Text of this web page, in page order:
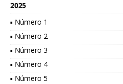
2025
▪ Número 1
▪ Número 2
▪ Número 3
▪ Número 4
▪ Número 5